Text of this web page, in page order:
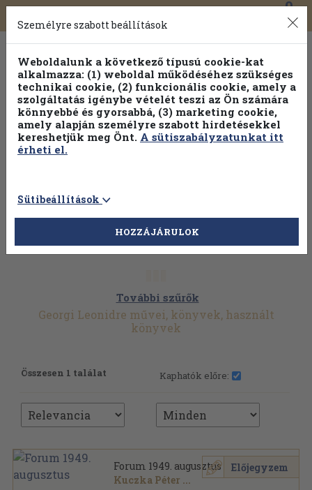
Toggle
navigation
0
További szűrők
Georgi Leonidre művei, könyvek, használt
könyvek
Összesen 1 találat Kaphatók előre:
Forum 1949. augusztus
Kuczka Péter ...
Előjegyzem
Személyre szabott beállítások
Weboldalunk a következő típusú cookie-kat
alkalmazza: (1) weboldal működéséhez szükséges
technikai cookie, (2) funkcionális cookie, amely a
szolgáltatás igénybe vételét teszi az Ön számára
könnyebbé és gyorsabbá, (3) marketing cookie,
amely alapján személyre szabott hirdetésekkel
kereshetjük meg Önt. A sütiszabályzatunkat itt
érheti el.
Sütibeállítások
HOZZÁJÁRULOK